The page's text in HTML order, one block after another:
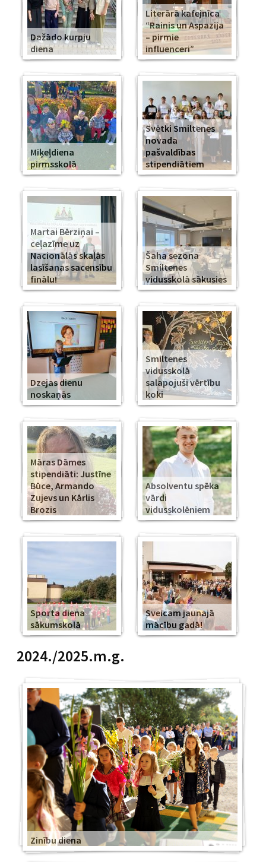
Dažādo kurpju
diena
Literārā kafejnīca
“Rainis un Aspazija
– pirmie
influenceri”
Miķeļdiena
pirmsskolā
Svētki Smiltenes
novada
pašvaldības
stipendiātiem
Martai Bērziņai –
ceļazīme uz
Nacionālās skaļās
lasīšanas sacensību
finālu!
Šaha sezona
Smiltenes
vidusskolā sākusies
Dzejas dienu
noskaņās
Smiltenes
vidusskolā
salapojuši vērtību
koki
Māras Dāmes
stipendiāti: Justīne
Būce, Armando
Zujevs un Kārlis
Brozis
Absolventu spēka
vārdi
vidusskolēniem
Sporta diena
sākumskolā
Sveicam jaunajā
mācību gadā!
2024./2025.m.g.
Zinību diena